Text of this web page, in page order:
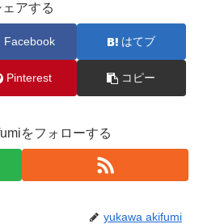
ェアする
Facebook はてブ
Pinterest コピー
をフォローする
yukawa akifumi